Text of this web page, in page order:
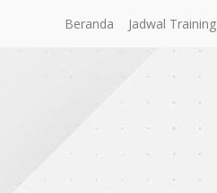
Beranda Jadwal Training